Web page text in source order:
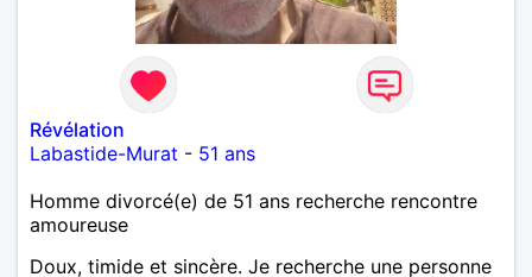
Révélation
Labastide-Murat - 51 ans
Homme divorcé(e) de 51 ans recherche rencontre
amoureuse
Doux, timide et sincère. Je recherche une personne